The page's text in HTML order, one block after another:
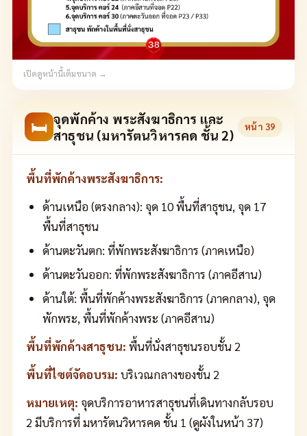
เปิดดูหน้านี้เต็มขนาด →
🛏 จุดพักค้าง พระสังฆาธิการ และ
สาธุชน (มหารัตนวิหารคด ชั้น 2)
หน้า 39
พื้นที่พักค้างพระสังฆาธิการ:
ด้านเหนือ (ตรงกลาง): จุด 10 พื้นที่สาธุชน, จุด 17
พื้นที่สาธุชน
ด้านตะวันตก: ที่พักพระสังฆาธิการ (ภาคเหนือ)
ด้านตะวันออก: ที่พักพระสังฆาธิการ (ภาคอีสาน)
ด้านใต้: พื้นที่พักค้างพระสังฆาธิการ (ภาคกลาง), จุด
พักพระ, พื้นที่พักค้างพระ (ภาคอีสาน)
พื้นที่พักค้างสาธุชน: พื้นที่นั่งสาธุชนรอบชั้น 2
พื้นที่ไซต์จัดอบรม: บริเวณกลางของชั้น 2
หมายเหตุ: จุดบริการอาหารสาธุชนที่เดินทางกลับรอบ
2 มีบริการที่ มหารัตนวิหารคด ชั้น 1 (ดูผังในหน้า 37)